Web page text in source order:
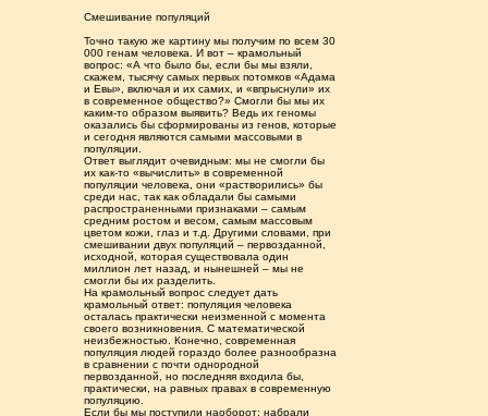
Смешивание популяций
Точно такую же картину мы получим по всем 30
000 генам человека. И вот – крамольный
вопрос: «А что было бы, если бы мы взяли,
скажем, тысячу самых первых потомков «Адама
и Евы», включая и их самих, и «впрыснули» их
в современное общество?» Смогли бы мы их
каким-то образом выявить? Ведь их геномы
оказались бы сформированы из генов, которые
и сегодня являются самыми массовыми в
популяции.
Ответ выглядит очевидным: мы не смогли бы
их как-то «вычислить» в современной
популяции человека, они «растворились» бы
среди нас, так как обладали бы самыми
распространенными признаками – самым
средним ростом и весом, самым массовым
цветом кожи, глаз и т.д. Другими словами, при
смешивании двух популяций – первозданной,
исходной, которая существовала один
миллион лет назад, и нынешней – мы не
смогли бы их разделить.
На крамольный вопрос следует дать
крамольный ответ: популяция человека
осталась практически неизменной с момента
своего возникновения. С математической
неизбежностью. Конечно, современная
популяция людей гораздо более разнообразна
в сравнении с почти однородной
первозданной, но последняя входила бы,
практически, на равных правах в современную
популяцию.
Если бы мы поступили наоборот: набрали